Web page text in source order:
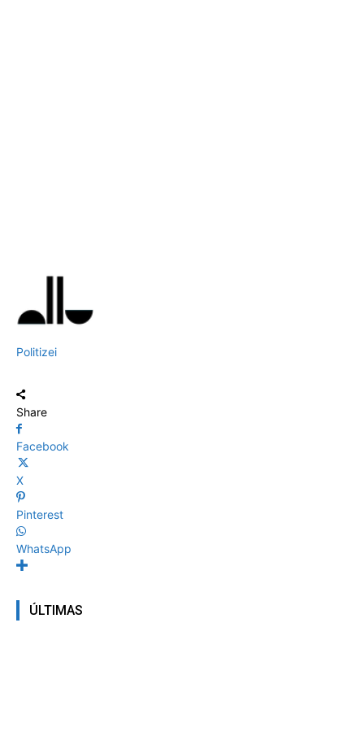
Politizei
Share
Facebook
X
Pinterest
WhatsApp
ÚLTIMAS